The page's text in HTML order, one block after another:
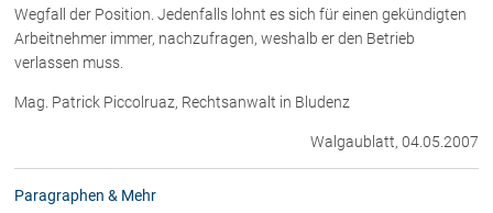
Rechtsnews
Publikationen
Medien
Vorarlberg Online
Wegfall der Position. Jedenfalls lohnt es sich für einen gekündigten
Arbeitnehmer immer, nachzufragen, weshalb er den Betrieb
verlassen muss.
Mag. Patrick Piccolruaz, Rechtsanwalt in Bludenz
Walgaublatt, 04.05.2007
Paragraphen & Mehr